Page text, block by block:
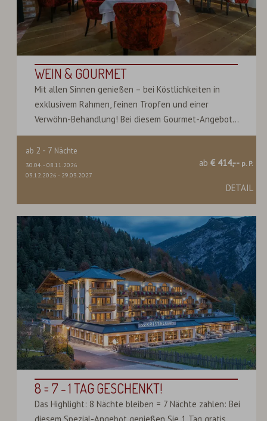
WEIN & GOURMET
Mit allen Sinnen genießen – bei Köstlichkeiten in
exklusivem Rahmen, feinen Tropfen und einer
Verwöhn-Behandlung! Bei diesem Gourmet-Angebot...
ab 2 - 7 Nächte
30.04.-08.11.2026
03.12.2026 - 29.03.2027
ab € 414,-- p. P.
DETAIL
8 = 7 - 1 TAG GESCHENKT!
Das Highlight: 8 Nächte bleiben = 7 Nächte zahlen: Bei
diesem Spezial-Angebot genießen Sie 1 Tag gratis